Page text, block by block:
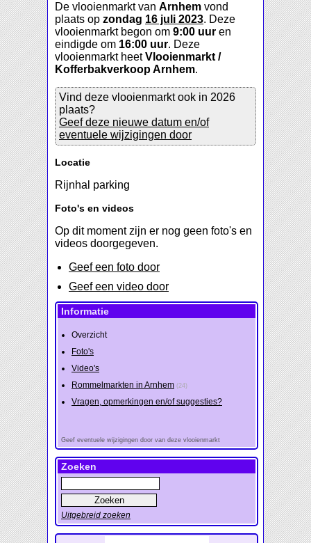
De vlooienmarkt van Arnhem vond
plaats op zondag 16 juli 2023. Deze
vlooienmarkt begon om 9:00 uur en
eindigde om 16:00 uur. Deze
vlooienmarkt heetVlooienmarkt /
Kofferbakverkoop Arnhem.
Vind deze vlooienmarkt ook in 2026
plaats?
Geef deze nieuwe datum en/of
eventuele wijzigingen door
Locatie
Rijnhal parking
Foto's en videos
Op dit moment zijn er nog geen foto's en
videos doorgegeven.
Geef een foto door
Geef een video door
Informatie
Overzicht
Foto's
Video's
Rommelmarkten in Arnhem (24)
Vragen, opmerkingen en/of suggesties?
Geef eventuele wijzigingen door van deze vlooienmarkt
Zoeken
Uitgebreid zoeken